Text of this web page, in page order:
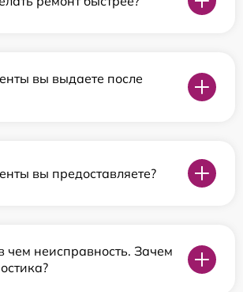
вы выдаете после
вы предоставляете?
чем неисправность. Зачем